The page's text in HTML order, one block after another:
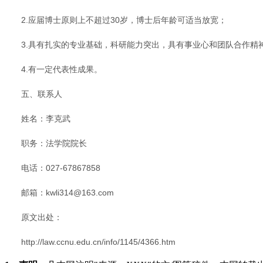
2.应届博士原则上不超过30岁，博士后年龄可适当放宽；
3.具有扎实的专业基础，科研能力突出，具有事业心和团队合作精
4.有一定代表性成果。
五、联系人
姓名：李克武
职务：法学院院长
电话：027-67867858
邮箱：kwli314@163.com
原文出处：
http://law.ccnu.edu.cn/info/1145/4366.htm